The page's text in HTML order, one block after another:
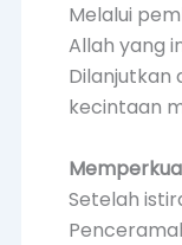
Melalui
Allah yang
Dilanjutkan
kecintaan
Setelah